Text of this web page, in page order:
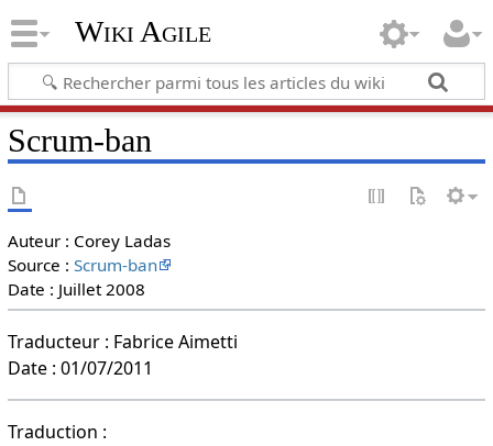
Wiki Agile
Scrum-ban
Auteur : Corey Ladas
Source : Scrum-ban
Date : Juillet 2008
Traducteur : Fabrice Aimetti
Date : 01/07/2011
Traduction :